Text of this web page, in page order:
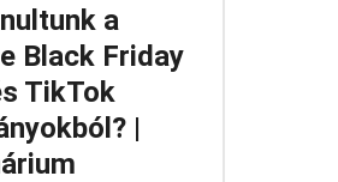
a
Black Friday
TikTok
|